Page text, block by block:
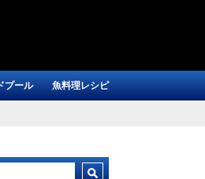
プール 魚料理レシピ